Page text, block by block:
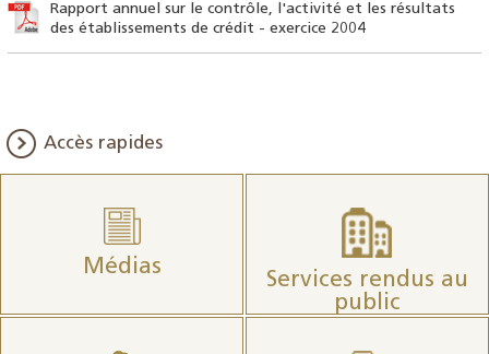
Rapport annuel sur le contrôle, l'activité et les résultats
des établissements de crédit - exercice 2004
Accès rapides
Médias
Services rendus au
public